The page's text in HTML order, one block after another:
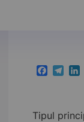
Facebook
Tipul